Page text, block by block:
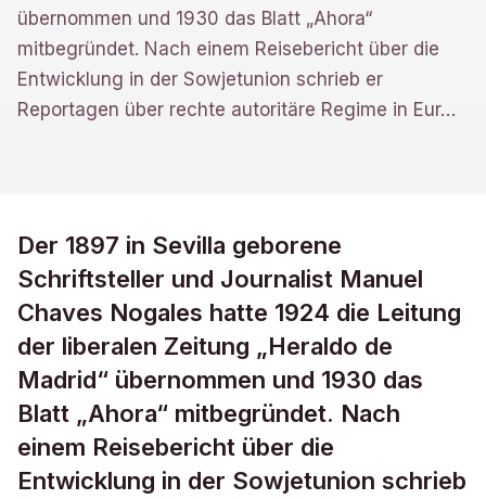
übernommen und 1930 das Blatt „Ahora“
mitbegründet. Nach einem Reisebericht über die
Entwicklung in der Sowjetunion schrieb er
Reportagen über rechte autoritäre Regime in Eur…
Der 1897 in Sevilla geborene
Schriftsteller und Journalist Manuel
Chaves Nogales hatte 1924 die Leitung
der liberalen Zeitung „Heraldo de
Madrid“ übernommen und 1930 das
Blatt „Ahora“ mitbegründet. Nach
einem Reisebericht über die
Entwicklung in der Sowjetunion schrieb